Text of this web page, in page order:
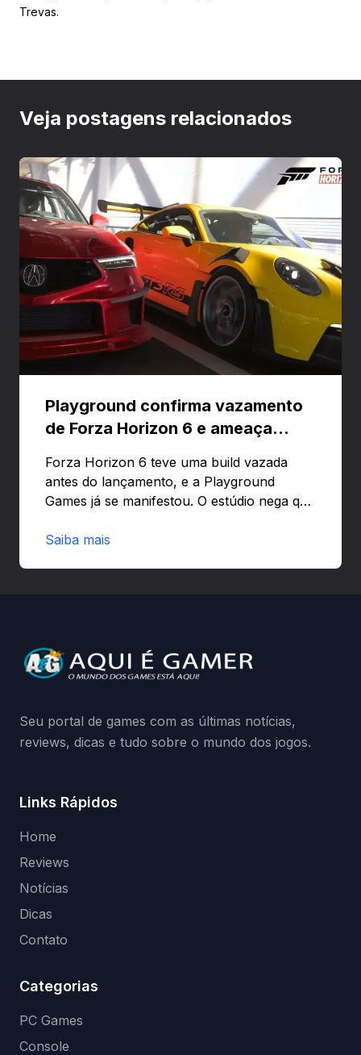
Trevas.
Veja postagens relacionados
Playground confirma vazamento
de Forza Horizon 6 e ameaça
Forza Horizon 6 teve uma build vazada
antes do lançamento, e a Playground
Games já se manifestou. O estúdio nega que
preload e avisa que quem usar versões não
da Playground: negação do preload,
medidas contra acessos não autorizados
Saiba mais
Seu portal de games com as últimas notícias,
reviews, dicas e tudo sobre o mundo dos jogos.
Links Rápidos
Home
Reviews
Notícias
Dicas
Contato
Categorias
PC Games
Console